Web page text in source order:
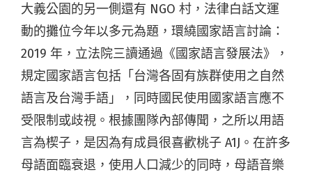
大義公園的另一側還有 NGO 村，法律白話文運
動的攤位今年以多元為題，環繞國家語言討論：
2019 年，立法院三讀通過《國家語言發展法》，
規定國家語言包括「台灣各固有族群使用之自然
語言及台灣手語」，同時國民使用國家語言應不
受限制或歧視。根據團隊內部傳聞，之所以用語
言為楔子 ，是因為有成員很喜歡桃子 A1J。在許多
母語面臨衰退，使用人口減少的同時，母語音樂